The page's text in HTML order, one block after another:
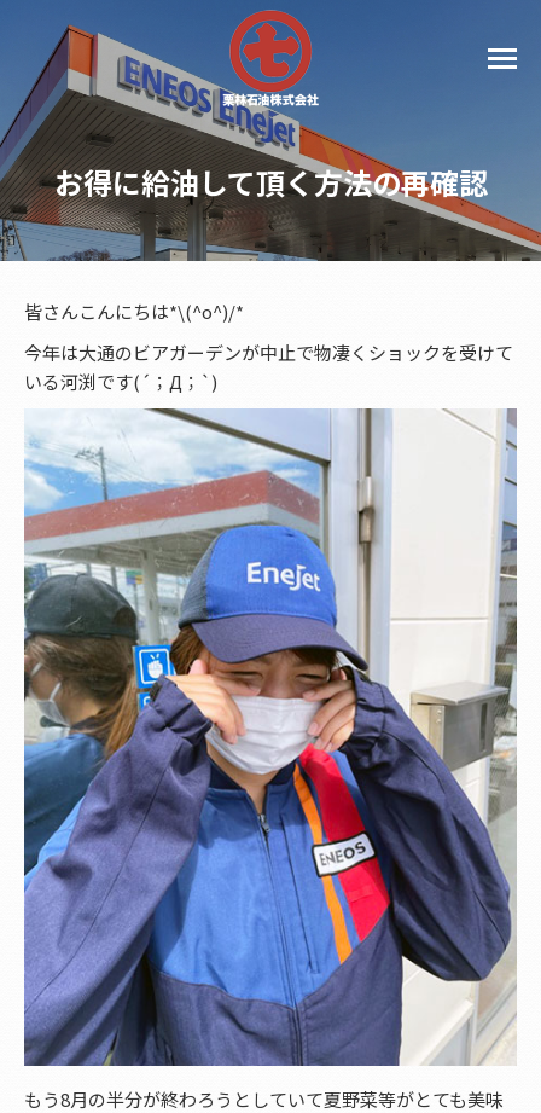
お得に給油して頂く方法の再確認
皆さんこんにちは*\(^o^)/*
今年は大通のビアガーデンが中止で物凄くショックを受けて
いる河渕です(´；Д；`)
もう8月の半分が終わろうとしていて夏野菜等がとても美味